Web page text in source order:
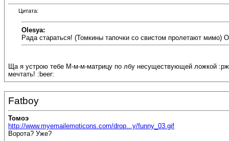
Цитата:
Olesya:
Рада стараться! (Томкины тапочки со свистом пролетают мимо)
Ща я устрою тебе М-м-м-матрицу по лбу несуществующей ложкой
мечтать! :beer:
Fatboy
Томоэ
http://www.myemailemoticons.com/drop...y/funny_03.gif
Ворота? Уже?